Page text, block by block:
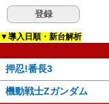
▼導入日順・新台解析
押忍!番長3
機動戦士Zガンダム